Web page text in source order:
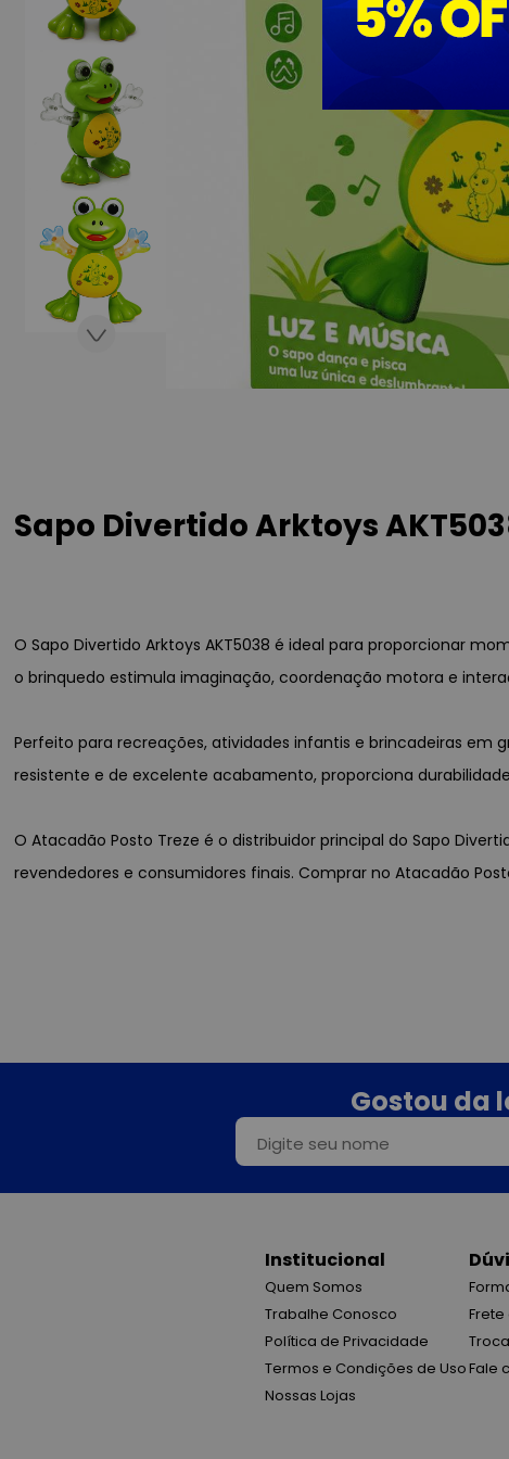
Sapo Divertido Arktoys
O Sapo Divertido Arktoys AKT5038 é ideal para proporcionar
o brinquedo estimula imaginação, coordenação motora e
Perfeito para recreações, atividades infantis e brincadeiras em
resistente e de excelente acabamento, proporciona
O Atacadão Posto Treze é o distribuidor principal do Sapo
revendedores e consumidores finais. Comprar no Atacadão
Gostou da
Institucional
Quem Somos
Trabalhe Conosco
Política de Privacidade
Termos e Condições de Uso
Nossas Lojas
Frete
Fale